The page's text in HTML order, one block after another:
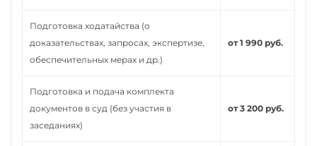
Подготовка ходатайства (о
доказательствах, запросах, экспертизе,
обеспечительных мерах и др.)
от 1 990 руб.
Подготовка и подача комплекта
документов в суд (без участия в
заседаниях)
от 3 200 руб.